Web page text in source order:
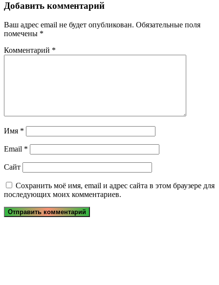
Добавить комментарий
Ваш адрес email не будет опубликован. Обязательные поля
помечены *
Комментарий *
Имя *
Email *
Сайт
Сохранить моё имя, email и адрес сайта в этом браузере для
последующих моих комментариев.